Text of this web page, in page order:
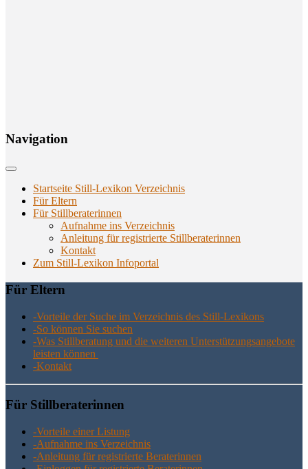
Navi­ga­ti­on
Startseite Still-Lexikon Verzeichnis
Für Eltern
Für Stillberaterinnen
Aufnahme ins Verzeichnis
Anlei­tung für regis­trier­te Stillberaterinnen
Kon­takt
Zum Still-Lexikon Infoportal
Für Eltern
-Vor­tei­le der Suche im Ver­zeich­nis des Still-Lexikons
-So kön­nen Sie suchen
-Was Still­be­ra­tung und die wei­te­ren Unter­stüt­zungs­an­ge­bo­te
leis­ten können
-Kon­takt
Für Still­be­ra­te­rin­nen
-Vor­tei­le einer Listung
-Auf­nah­me ins Verzeichnis
-Anlei­tung für regis­trier­te Beraterinnen